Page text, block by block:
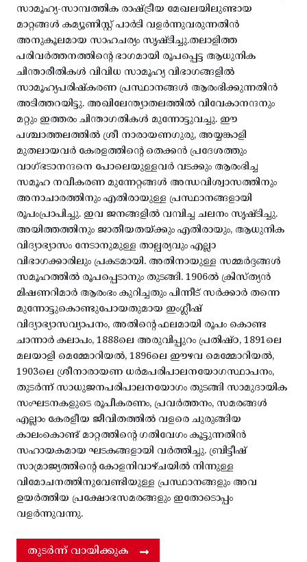
സാമൂഹ്യ-സാമ്പത്തിക രാഷ്ട്രീയ മേഖലയിലുണ്ടായ
മാറ്റങ്ങൾ കമ്യൂണിസ്റ്റ് പാർടി വളർന്നുവരുന്നതിൻ
അനുകൂലമായ സാഹചര്യം സൃഷ്ടിച്ചു.തലാളിത്ത
പരിവർത്തനത്തിന്റെ ഭാഗമായി രൂപപ്പെട്ട ആധുനിക
ചിന്താരീതികൾ വിവിധ സാമൂഹ്യ വിഭാഗങ്ങളിൽ
സാമൂഹ്യപരിഷ്കരണ പ്രസ്ഥാനങ്ങൾ ആരംഭിക്കുന്നതിൻ
അടിത്തറയിട്ടു. അഖിലേന്ത്യാതലത്തിൽ വിവേകാനന്ദനും
മറ്റും ഇത്തരം ചിന്താഗതികൾ മുന്നോട്ടുവച്ചു. ഈ
പശ്ചാത്തലത്തിൽ ശ്രീ നാരായണഗുരു, അയ്യങ്കാളി
മുതലായവർ കേരളത്തിന്റെ തെക്കൻ പ്രദേശത്തും
വാഗ്ഭടാനന്ദനെ പോലെയുള്ളവർ വടക്കും ആരംഭിച്ച
സമൂഹ നവീകരണ മുന്നേറ്റങ്ങൾ അന്ധവിശ്വാസത്തിനും
അനാചാരത്തിനും എതിരായുള്ള പ്രസ്ഥാനങ്ങളായി
രൂപംപ്രാപിച്ചു. ഇവ ജനങ്ങളിൽ വമ്പിച്ച ചലനം സൃഷ്ടിച്ചു.
അയിത്തത്തിനും ജാതീയതയ്ക്കും എതിരായും, ആധുനിക
വിദ്യാഭ്യാസം നേടാനുമുള്ള താല്പര്യവും എല്ലാ
വിഭാഗക്കാരിലും പ്രകടമായി. അതിനായുള്ള സമ്മർദ്ദങ്ങൾ
സമൂഹത്തിൽ രൂപപ്പെടാനും തുടങ്ങി. 1906ൽ ക്രിസ്ത്യൻ
മിഷണറിമാർ ആരംഭം കുറിച്ചതും പിന്നീട് സർക്കാർ തന്നെ
മുന്നോട്ടുകൊണ്ടുപോയതുമായ ഇംഗ്ലീഷ്
വിദ്യാഭ്യാസവ്യാപനം, അതിന്റെ ഫലമായി രൂപം കൊണ്ട
ചാന്നാർ കലാപം, 1888ലെ അരുവിപ്പുറം പ്രതിഷ്ഠ, 1891ലെ
മലയാളി മെമ്മോറിയൽ, 1896ലെ ഈഴവ മെമ്മോറിയൽ,
1903ലെ ശ്രീനാരായണ ധർമപരിപാലനയോഗസ്ഥാപനം,
തുടർന്ന് സാധുജനപരിപാലനയോഗം തുടങ്ങി സാമുദായിക
സംഘടനകളുടെ രൂപീകരണം, പ്രവർത്തനം, സമരങ്ങൾ
എല്ലാം കേരളീയ ജീവിതത്തിൽ വളരെ ചുരുങ്ങിയ
കാലംകൊണ്ട് മാറ്റത്തിന്റെ ഗതിവേഗം കൂട്ടുന്നതിൻ
സഹായകമായ ഘടകങ്ങളായി വർത്തിച്ചു. ബ്രിട്ടീഷ്
സാമ്രാജ്യത്തിന്റെ കോളനിവാഴ്ചയിൽ നിന്നുള്ള
വിമോചനത്തിനുവേണ്ടിയുള്ള പ്രസ്ഥാനങ്ങളും അവ
ഉയർത്തിയ പ്രക്ഷോഭസമരങ്ങളും ഇതോടൊപ്പം
വളർന്നുവന്നു.
തുടർന്ന് വായിക്കുക